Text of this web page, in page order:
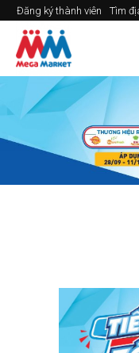
Đăng ký thành viên Tìm